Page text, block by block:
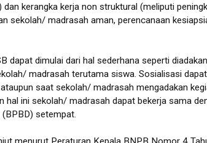
dan kerangka kerja non struktural (meliputi
sekolah/ madrasah aman, perencanaan
dapat dimulai dari hal sederhana seperti
madrasah terutama siswa. Sosialisasi
saat sekolah/ madrasah mengadakan
hal ini sekolah/ madrasah dapat bekerja sama
(BPBD) setempat.